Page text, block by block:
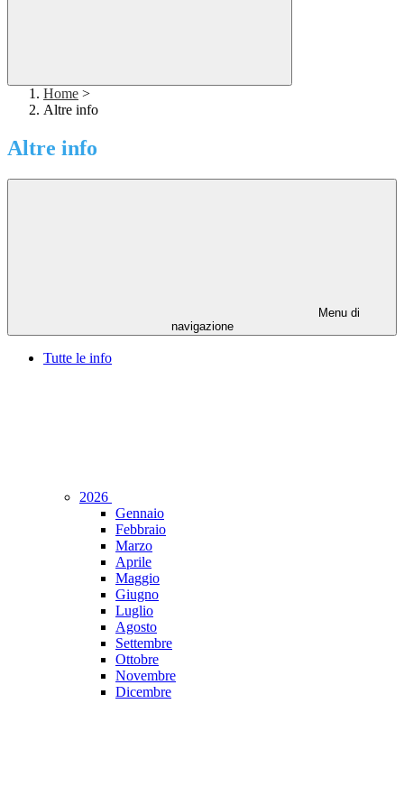
Home >
Altre info
Altre info
Menu di
navigazione
Tutte le info
2026
Gennaio
Febbraio
Marzo
Aprile
Maggio
Giugno
Luglio
Agosto
Settembre
Ottobre
Novembre
Dicembre